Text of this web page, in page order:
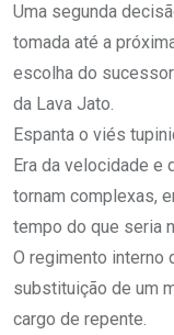
Uma segunda
tomada até a
escolha do
da Lava Jato.
Espanta o viés
Era da velocidade e
tornam complexas,
tempo do que seria
O regimento interno
substituição de um
cargo de repente.